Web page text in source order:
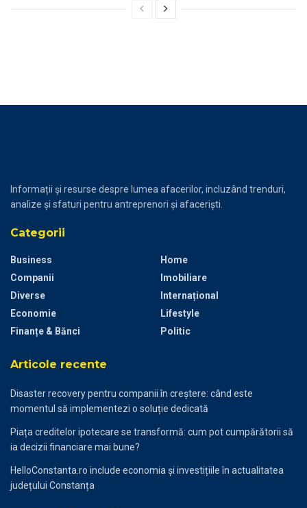
Informații și resurse despre lumea afacerilor, incluzând trenduri,
analize și sfaturi pentru antreprenori și afaceriști.
Categorii
Business
Companii
Diverse
Economie
Finanțe & Bănci
Home
Imobiliare
Internațional
Lifestyle
Politic
Articole recente
Disaster recovery pentru companii în creștere: când este
momentul să implementezi o soluție dedicată
Piața creditelor ipotecare se transformă: cum pot cumpărătorii să
ia decizii financiare mai bune?
HelloConstanta.ro include economia și investițiile în actualitatea
județului Constanța